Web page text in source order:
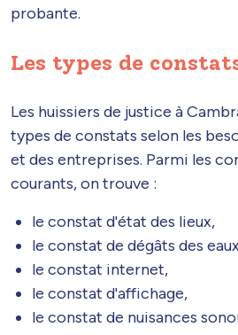
probante.
Les types de
Les huissiers de justice à
types de constats selon les
et des entreprises. Parmi les
courants, on trouve :
le constat d'état des lieux,
le constat de dégâts des
le constat internet,
le constat d'affichage,
le constat de nuisances